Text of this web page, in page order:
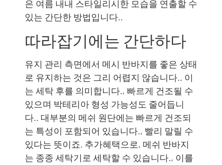
은 여름 내내 스타일리시한 모습을 연출할 수
있는 간단한 방법입니다..
따라잡기에는 간단하다
유지 관리 측면에서 메시 반바지를 좋은 상태
로 유지하는 것은 그리 어렵지 않습니다.. 이
는 세탁 후를 의미합니다., 빠르게 건조될 수
있으며 박테리아 형성 가능성도 줄어듭니
다.. 대부분의 메쉬 원단에는 빠르게 건조되
는 특성이 포함되어 있습니다., 빨리 말릴 수
있다는 뜻이죠. 추가혜택으로, 메쉬 반바지
는 종종 세탁기로 세탁할 수 있습니다., 이를